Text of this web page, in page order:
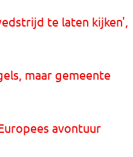
te laten kijken',
maar gemeente
avontuur